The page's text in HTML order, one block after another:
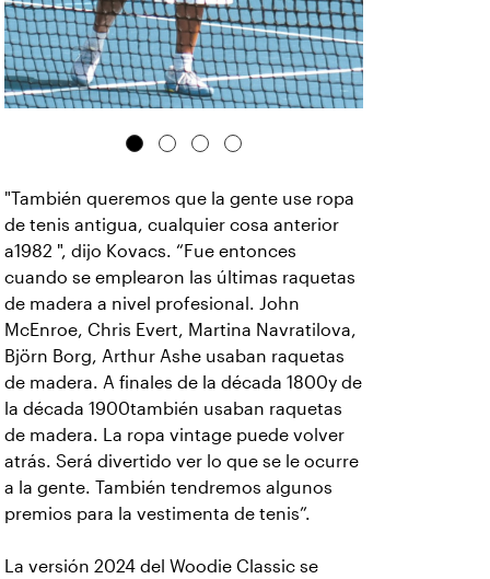
"También queremos que la gente use ropa
de tenis antigua, cualquier cosa anterior
a1982 ", dijo Kovacs. “Fue entonces
cuando se emplearon las últimas raquetas
de madera a nivel profesional. John
McEnroe, Chris Evert, Martina Navratilova,
Björn Borg, Arthur Ashe usaban raquetas
de madera. A finales de la década 1800y de
la década 1900también usaban raquetas
de madera. La ropa vintage puede volver
atrás. Será divertido ver lo que se le ocurre
a la gente. También tendremos algunos
premios para la vestimenta de tenis”.
La versión 2024 del Woodie Classic se